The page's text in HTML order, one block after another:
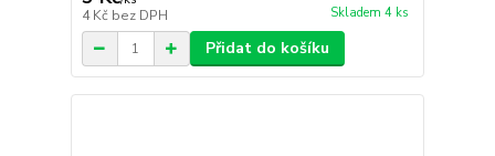
4 Kč bez DPH Skladem 4 ks
Přidat do košíku